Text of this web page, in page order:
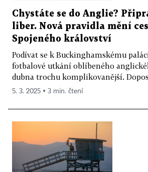
Chystáte se do Anglie?
liber. Nová pravidla mění
Spojeného království
Podívat se k Buckinghamskému
fotbalové utkání oblíbeného
dubna trochu komplikovanější.
5. 3. 2025 ▪ 3 min. čtení